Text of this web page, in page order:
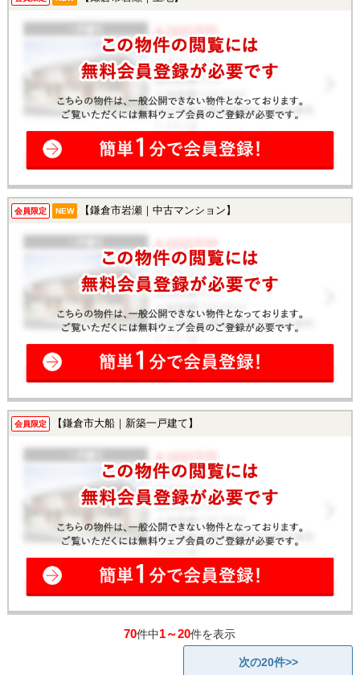
会員限定 NEW 【鎌倉市岩瀬｜中古マンション】
会員限定 【鎌倉市大船｜新築一戸建て】
70件中1～20件を表示
次の20件>>